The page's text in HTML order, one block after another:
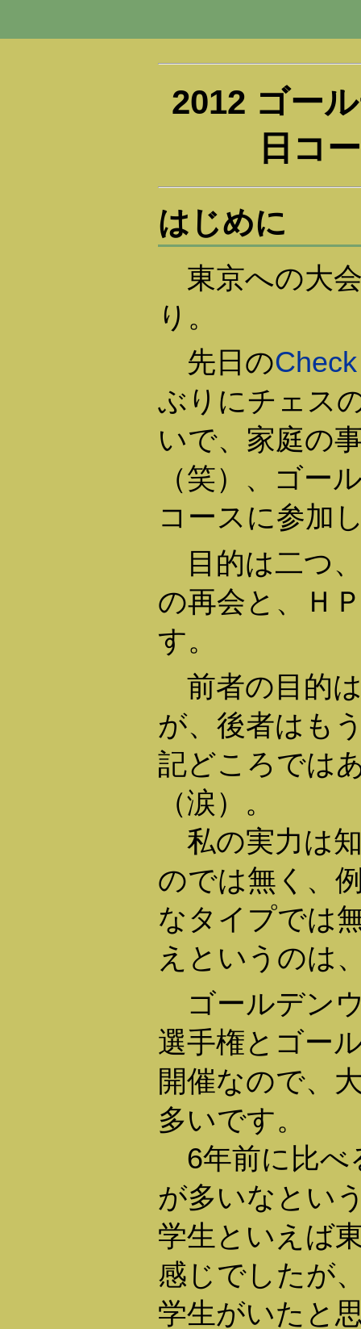
2012 ゴー
日コ
はじめに
東京への大
り。
先日の
ぶりにチェス
いで、家庭の
（笑）、ゴー
コースに参加
目的は二つ
の再会と、Ｈ
す。
前者の目的
が、後者はも
記どころでは
（涙）。
私の実力は
のでは無く、
なタイプでは
えというのは
ゴールデン
選手権とゴー
開催なので、
多いです。
6年前に比べ
が多いなとい
学生といえば
感じでしたが
学生がいたと